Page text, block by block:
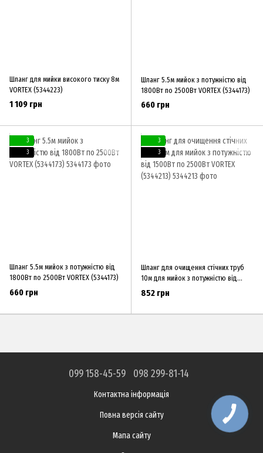
Шланг для мийки високого тиску 8м
VORTEX (5344223)
1 109 грн
Шланг 5.5м мийок з потужністю від
1800Вт по 2500Вт VORTEX (5344173)
660 грн
3
3
Шланг 5.5м мийок з потужністю від
1800Вт по 2500Вт VORTEX (5344173)
660 грн
3
3
Шланг для очищення стічних труб
10м для мийок з потужністю від
1500Вт по 2500Вт VORTEX (5344213)
852 грн
099 158-45-59 098 299-81-14
Контактна інформація
Повна версія сайту
Мапа сайту